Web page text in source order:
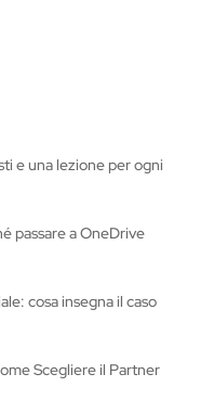
e una lezione per ogni
passare a OneDrive
cosa insegna il caso
Scegliere il Partner